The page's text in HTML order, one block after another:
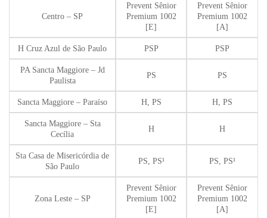
Centro – SP
Prevent Sênior
Premium 1002
[E]
Prevent Sênior
Premium 1002
[A]
H Cruz Azul de São Paulo PSP PSP
PA Sancta Maggiore – Jd
Paulista
PS PS
Sancta Maggiore – Paraíso H, PS H, PS
Sancta Maggiore – Sta
Cecília
H H
Sta Casa de Misericórdia de
São Paulo
PS, PS¹ PS, PS¹
Zona Leste – SP
Prevent Sênior
Premium 1002
[E]
Prevent Sênior
Premium 1002
[A]